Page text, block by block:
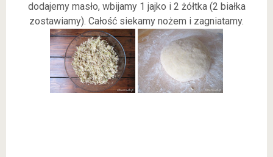
dodajemy masło, wbijamy 1 jajko i 2 żółtka (2 białka
zostawiamy). Całość siekamy nożem i zagniatamy.